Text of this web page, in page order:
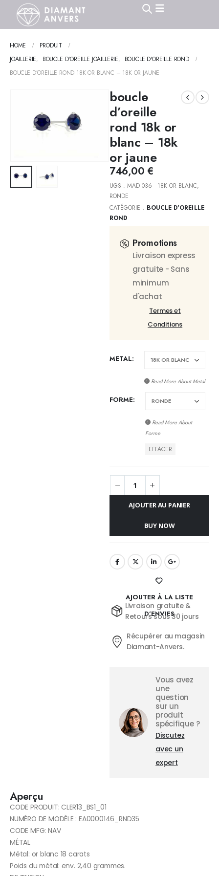
HOME
PRODUIT
JOAILLERIE, BOUCLE D'OREILLE JOAILLERIE,
BOUCLE D'OREILLE ROND
BOUCLE D’OREILLE ROND 18K OR BLANC – 18K OR JAUNE
boucle
d’oreille
rond 18k or
blanc – 18k
or jaune
746,00 €
UGS :MAD-036 - 18K OR BLANC,
RONDE
CATÉGORIE : BOUCLE D'OREILLE
ROND
Promotions
Livraison express
gratuite - Sans
minimum
d'achat
Termes et
Conditions
METAL
Read More AboutMetal
FORME
Read More About
Forme
EFFACER
AJOUTER AU PANIER
BUY NOW
AJOUTER À LA LISTE
D’ENVIES
Livraison gratuite &
Retours sous 30 jours
Récupérer au magasin
Diamant-Anvers.
Vous avez
une
question
sur un
produit
spécifique ?
Discutez
avec un
expert
Aperçu
CODE PRODUIT: CLER13_BS1_01
NUMÉRO DE MODÈLE : EA0000146_RND35
CODE MFG: NAV
MÉTAL
Métal: or blanc 18 carats
Poids du métal: env. 2,40 grammes.